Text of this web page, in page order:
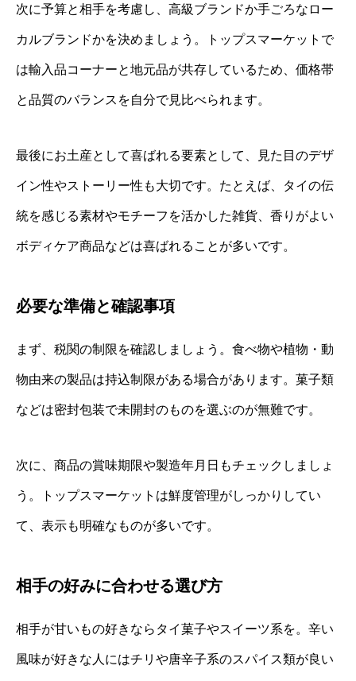
次に予算と相手を考慮し、高級ブランドか手ごろなロー
カルブランドかを決めましょう。トップスマーケットで
は輸入品コーナーと地元品が共存しているため、価格帯
と品質のバランスを自分で見比べられます。
最後にお土産として喜ばれる要素として、見た目のデザ
イン性やストーリー性も大切です。たとえば、タイの伝
統を感じる素材やモチーフを活かした雑貨、香りがよい
ボディケア商品などは喜ばれることが多いです。
必要な準備と確認事項
まず、税関の制限を確認しましょう。食べ物や植物・動
物由来の製品は持込制限がある場合があります。菓子類
などは密封包装で未開封のものを選ぶのが無難です。
次に、商品の賞味期限や製造年月日もチェックしましょ
う。トップスマーケットは鮮度管理がしっかりしてい
て、表示も明確なものが多いです。
相手の好みに合わせる選び方
相手が甘いもの好きならタイ菓子やスイーツ系を。辛い
風味が好きな人にはチリや唐辛子系のスパイス類が良い